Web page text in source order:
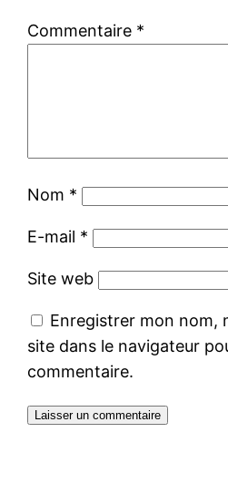
Commentaire *
Nom *
E-mail *
Site web
Enregistrer mon nom,
site dans le navigateur
commentaire.